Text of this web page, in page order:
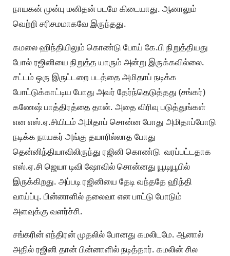
நாயகன் முன்பு மனிதன் படமே கிடையாது. ஆனாலும்
வெற்றி சரிசமமாகவே இருந்தது.
கமலை ஹிந்தியிலும் கொண்டு போய் கே.பி நிறுத்தியது
போல் ரஜினியை நிறுத்த யாரும் அன்று இருக்கவில்லை.
சட்டம் ஒரு இருட்டறை படத்தை அமிதாப் நடிக்க
போட்டுக்காட்டிய போது அவர் தேர்ந்தெடுத்தது (சங்கர்)
கணேஷ் பாத்திரத்தை தான். அதை விரிவு படுத்துங்கள்
என எஸ்.ஏ.சியிடம் அமிதாப் சொன்ன போது அமிதாப்போடு
நடிக்க நாயகர் அங்கு தயாரில்லாத போது
தென்னிந்தியாவிலிருந்து ரஜினி கொண்டு வரப்பட்டதாக
எஸ்.ஏ.சி ஜெயா டிவி ஷோவில் சொன்னது யூடியூபில்
இருக்கிறது. அப்படி ரஜினியை தேடி வந்ததே ஹிந்தி
வாய்ப்பு. பின்னாளில் தலைவா என பாட்டு போடும்
அளவுக்கு வளர்ச்சி.
சங்கரின் எந்திரன் முதலில் போனது கமலிடமே. ஆனால்
அதில் ரஜினி தான் பின்னாளில் நடித்தார். கமலின் சில